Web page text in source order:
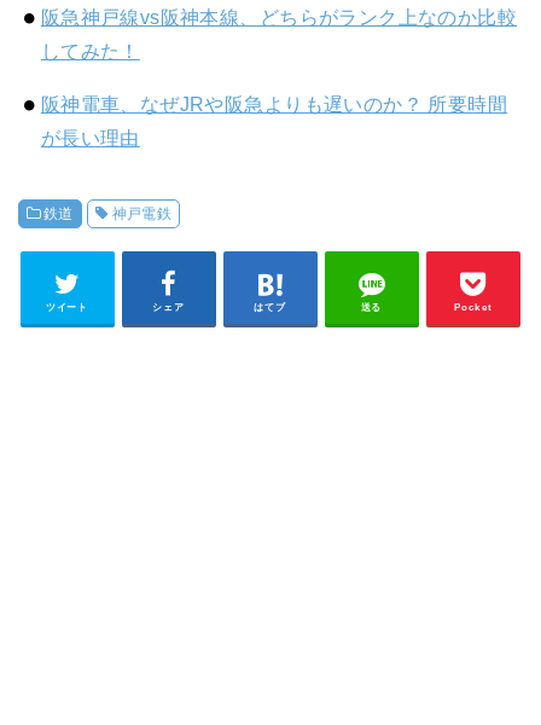
阪急神戸線vs阪神本線、どちらがランク上なのか比較
してみた！
阪神電車、なぜJRや阪急よりも遅いのか？ 所要時間
が長い理由
鉄道 神戸電鉄
ツイート シェア はてブ 送る Pocket